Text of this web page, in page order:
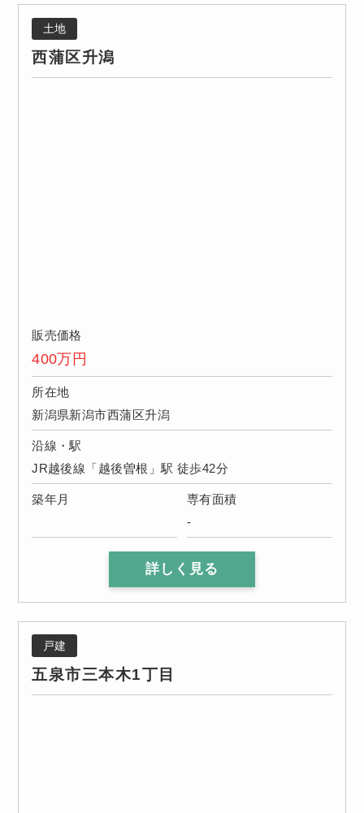
土地
西蒲区升潟
販売価格
400万円
所在地
新潟県新潟市西蒲区升潟
沿線・駅
JR越後線「越後曽根」駅 徒歩42分
築年月
専有面積
-
詳しく見る
戸建
五泉市三本木1丁目